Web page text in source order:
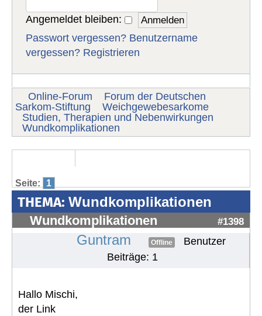
Angemeldet bleiben:
Passwort vergessen? Benutzername
vergessen? Registrieren
Online-Forum
Forum der Deutschen
Sarkom-Stiftung
Weichgewebesarkome
Studien, Therapien und Nebenwirkungen
Wundkomplikationen
Seite: 1
THEMA: Wundkomplikationen
Wundkomplikationen #1398
Guntram Offline
Benutzer
Beiträge: 1
Hallo Mischi,
der Link